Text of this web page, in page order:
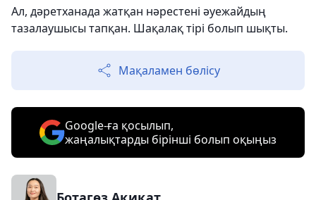
Ал, дәретханада жатқан нәрестені әуежайдың
тазалаушысы тапқан. Шақалақ тірі болып шықты.
Мақаламен бөлісу
Google-ға қосылып,
жаңалықтарды бірінші болып оқыңыз